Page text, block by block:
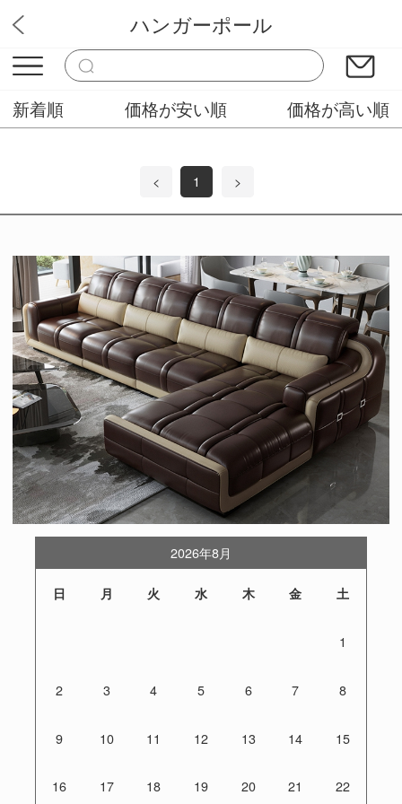
山田家具木工
ハンガーポール
新着順 価格が安い順 価格が高い順
< 1 >
2026年8月
日 月 火 水 木 金 土
1
2 3 4 5 6 7 8
9 10 11 12 13 14 15
16 17 18 19 20 21 22